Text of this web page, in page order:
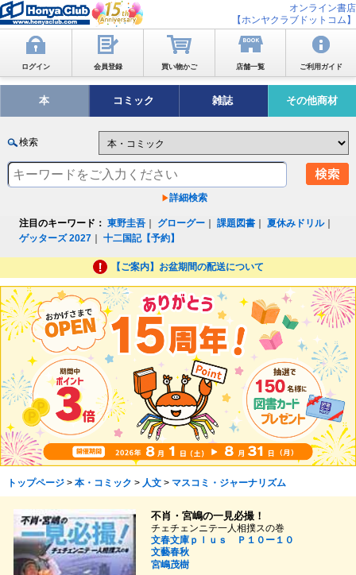
オンライン書店
【ホンヤクラブドットコム】
ログイン 会員登録 買い物かご 店舗一覧 ご利用ガイド
本 コミック 雑誌 その他商材
検索
詳細検索
注目のキーワード： 東野圭吾 グローグー ｜課題図書 ｜夏休みドリル｜
ゲッターズ 2027 ｜十二国記【予約】
【ご案内】お盆期間の配送について
トップページ> 本・コミック > 人文> マスコミ・ジャーナリズム
不肖・宮嶋の一見必撮！
チェチェンニテ一人相撲スの巻
文春文庫ｐｌｕｓ Ｐ１０ー１０
文藝春秋
宮嶋茂樹